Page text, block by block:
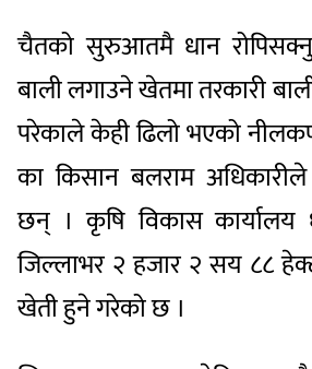
चैतको सुरुआतमै धान
बाली लगाउने खेतमा तरकारी
परेकाले केही ढिलो भएको
का किसान बलराम
छन् । कृषि विकास कार्यालय
जिल्लाभर २ हजार २ सय ८८
खेती हुने गरेको छ ।